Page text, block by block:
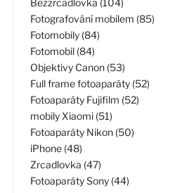
Bezzrcadlovka (104)
Fotografování mobilem (85)
Fotomobily (84)
Fotomobil (84)
Objektivy Canon (53)
Full frame fotoaparáty (52)
Fotoaparáty Fujifilm (52)
mobily Xiaomi (51)
Fotoaparáty Nikon (50)
iPhone (48)
Zrcadlovka (47)
Fotoaparáty Sony (44)